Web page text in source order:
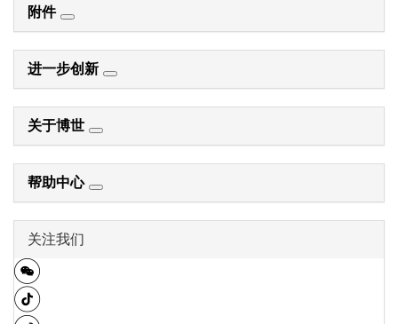
附件
进一步创新
关于博世
帮助中心
关注我们